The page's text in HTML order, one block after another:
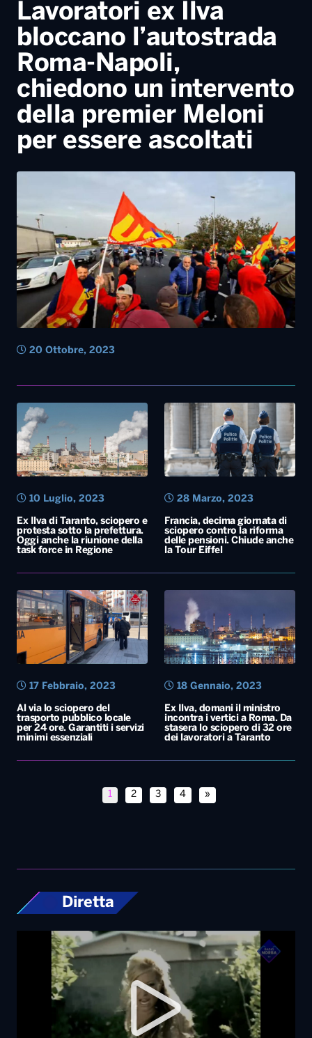
Lavoratori ex Ilva
bloccano l’autostrada
Roma-Napoli,
chiedono un intervento
della premier Meloni
per essere ascoltati
20 Ottobre, 2023
Ex Ilva di Taranto, sciopero e
protesta sotto la prefettura.
Oggi anche la riunione della
task force in Regione
10 Luglio, 2023
Francia, decima giornata di
sciopero contro la riforma
delle pensioni. Chiude anche
la Tour Eiffel
28 Marzo, 2023
Al via lo sciopero del
trasporto pubblico locale
per 24 ore. Garantiti i servizi
minimi essenziali
17 Febbraio, 2023
Ex Ilva, domani il ministro
incontra i vertici a Roma. Da
stasera lo sciopero di 32 ore
dei lavoratori a Taranto
18 Gennaio, 2023
1 2 3 4 »
Diretta